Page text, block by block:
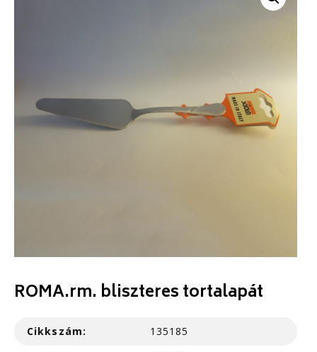
ROMA.rm. bliszteres tortalapát
Cikkszám: 135185